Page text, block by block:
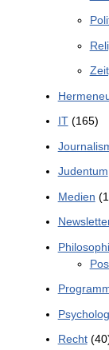
IT(165)
Judentum
Medien
Recht